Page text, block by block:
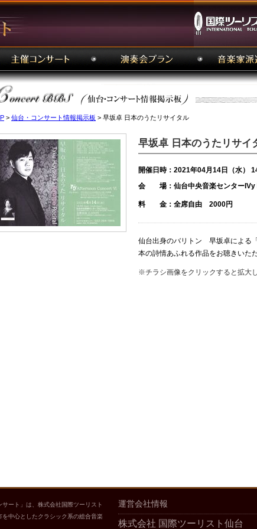
> 仙台・コンサート情報掲示板 > 早坂卓 日本のうたリサイタル
早坂卓 日本のうたリサイ
開催日時：2021年04月14日（水）
会 場：仙台中央音楽センターIVy
料 金：全席自由 2000円
仙台出身のバリトン 早坂卓による
本の詩情あふれる作品をお聴きいた
※チラシ画像をクリックすると拡大し
ート」は、株式会社国際ツーリスト
を中心としたクラシック系の総合音楽
運営会社情報
株式会社 国際ツーリスト仙台